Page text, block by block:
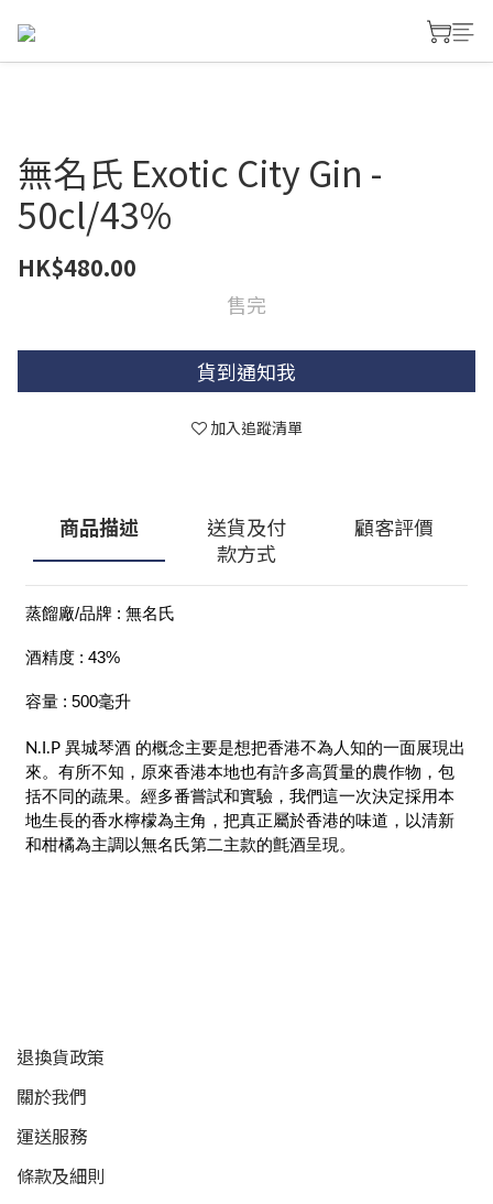
無名氏 Exotic City Gin -
50cl/43%
HK$480.00
售完
貨到通知我
加入追蹤清單
商品描述
送貨及付
款方式
顧客評價
蒸餾廠/品牌 : 無名氏
酒精度 : 43%
容量 : 500毫升
N.I.P 異城琴酒 的概念主要是想把香港不為人知的一面展現出
來。有所不知，原來香港本地也有許多高質量的農作物，包
括不同的蔬果。經多番嘗試和實驗，我們這一次決定採用本
地生長的香水檸檬為主角，把真正屬於香港的味道，以清新
和柑橘為主調以無名氏第二主款的氈酒呈現。
退換貨政策
關於我們
運送服務
條款及細則